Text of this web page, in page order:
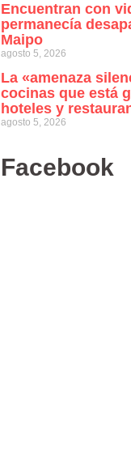
Encuentran con
permanecía
Maipo
agosto 5, 2026
La «amenaza
cocinas que está
hoteles y
agosto 5, 2026
Facebook